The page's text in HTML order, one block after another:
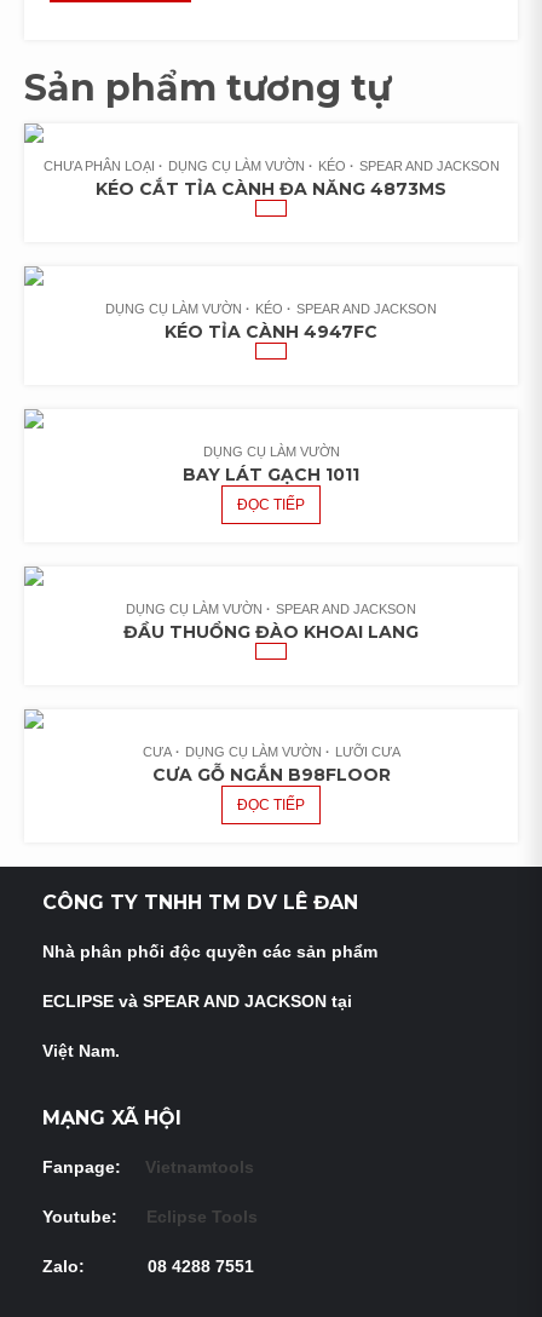
Sản phẩm tương tự
CHƯA PHÂN LOẠI DỤNG CỤ LÀM VƯỜN KÉO SPEAR AND JACKSON
KÉO CẮT TỈA CÀNH ĐA NĂNG 4873MS
DỤNG CỤ LÀM VƯỜN KÉO SPEAR AND JACKSON
KÉO TỈA CÀNH 4947FC
DỤNG CỤ LÀM VƯỜN
BAY LÁT GẠCH 1011
ĐỌC TIẾP
DỤNG CỤ LÀM VƯỜN SPEAR AND JACKSON
ĐẦU THUỔNG ĐÀO KHOAI LANG
CƯA DỤNG CỤ LÀM VƯỜN LƯỠI CƯA
CƯA GỖ NGẮN B98FLOOR
ĐỌC TIẾP
CÔNG TY TNHH TM DV LÊ ĐAN
Nhà phân phối độc quyền các sản phẩm
ECLIPSE và SPEAR AND JACKSON tại
Việt Nam.
MẠNG XÃ HỘI
Fanpage: Vietnamtools
Youtube: Eclipse Tools
Zalo: 08 4288 7551